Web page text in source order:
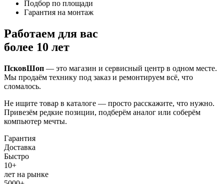
Подбор по площади
Гарантия на монтаж
Работаем для вас
более 10 лет
ПсковШоп — это магазин и сервисный центр в одном месте.
Мы продаём технику под заказ и ремонтируем всё, что
сломалось.
Не ищите товар в каталоге — просто расскажите, что нужно.
Привезём редкие позиции, подберём аналог или соберём
компьютер мечты.
Гарантия
Доставка
Быстро
10+
лет на рынке